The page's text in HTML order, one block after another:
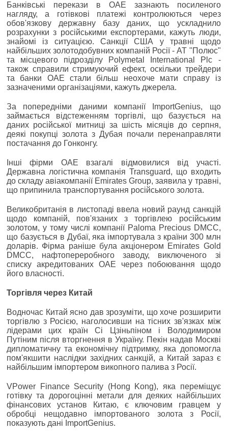
Банківські перекази в ОАЕ зазнають посиленого
нагляду, а готівкові платежі контролюються через
обов'язкову державну базу даних, що ускладнило
розрахунки з російськими експортерами, кажуть люди,
знайомі із ситуацією. Санкції США у травні щодо
найбільших золотодобувних компаній Росії - АТ "Полюс"
та місцевого підрозділу Polymetal International Plc -
також справили стримуючий ефект, оскільки трейдери
та банки ОАЕ стали більш неохоче мати справу із
зазначеними організаціями, кажуть джерела.
За попередніми даними компанії ImportGenius, що
займається відстеженням торгівлі, що базується на
даних російської митниці за шість місяців до серпня,
деякі покупці золота з Дубая почали перенаправляти
постачання до Гонконгу.
Інші фірми ОАЕ взагалі відмовилися від участі.
Державна логістична компанія Transguard, що входить
до складу авіакомпанії Emirates Group, заявила у травні,
що припинила транспортування російського золота.
Великобританія в листопаді ввела новий раунд санкцій
щодо компаній, пов'язаних з торгівлею російським
золотом, у тому числі компанії Paloma Precious DMCC,
що базується в Дубаї, яка імпортувала з країни 300 млн
доларів. Фірма раніше була акціонером Emirates Gold
DMCC, нафтопереробного заводу, виключеного зі
списку акредитованих ОАЕ через побоювання щодо
його власності.
Торгівля через Китай
Водночас Китай ясно дав зрозуміти, що хоче розширити
торгівлю з Росією, наголосивши на тісних зв'язках між
лідерами цих країн Сі Цзіньпіном і Володимиром
Путіним після вторгнення в Україну. Пекін надав Москві
дипломатичну та економічну підтримку, яка допомогла
пом'якшити наслідки західних санкцій, а Китай зараз є
найбільшим імпортером викопного палива з Росії.
VPower Finance Security (Hong Kong), яка переміщує
готівку та дорогоцінні метали для деяких найбільших
фінансових установ Китаю, є ключовим гравцем у
обробці нещодавно імпортованого золота з Росії,
показують дані ImportGenius.